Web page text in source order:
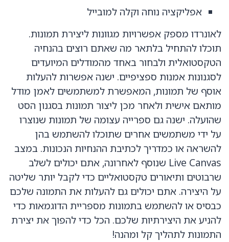
אפליקציה נוחה וקלה למובייל
לאונרדו מספק אפשרויות מגוונות ליצירת תמונות.
תוכלו להתחיל בלתאר מה שאתם רוצים בהנחיה
הטקסטואלית ולבחור באחד מהמודלים המיועדים
לסגנונות אמנות ספציפיים. ישנה אפשרות להעלות
אוסף של תמונות, המאפשרת למשתמשים לאמן מודל
מותאם אישית ולאחר מכן ליצור תמונות בסגנון הסט
שהועלה. ישנה גם ספרייה עצומה של תמונות שנוצרו
על ידי משתמשים אחרים שתוכלו להשתמש בהן
להשראה או כמדריך לכתיבת ההנחיות הנכונות. במצב
Live Canvas שנוסף לאחרונה, אתם יכולים לשלב
שרבוטים ותיאורים טקסטואליים כדי לקבל יותר שליטה
על היצירה. אתם יכולים גם להעלות את התמונה שלכם
כבסיס או להשתמש בתמונות מספריית הדוגמאות כדי
להניע את היצירתיות שלכם. הכל כדי להפוך את יצירת
התמונות לתהליך קל ומהנה!